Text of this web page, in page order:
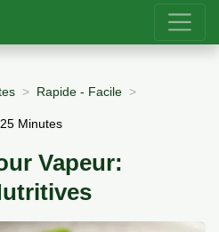
Rapide - Facile
Minutes
Vapeur: